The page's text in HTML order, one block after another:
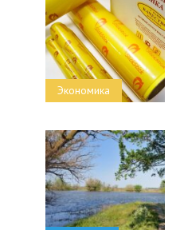
Экономика